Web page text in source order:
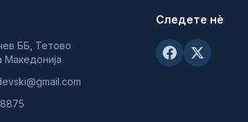
ББ, Тетово
Македонија
Следете нè